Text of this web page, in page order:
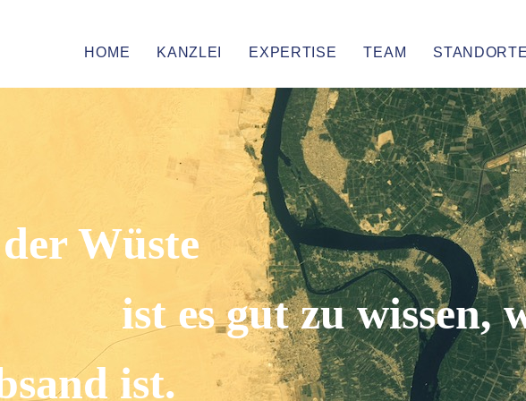
HOME KANZLEI EXPERTISE TEAM STANDORTE
Wüste
ist es gut zu wissen,
ist.